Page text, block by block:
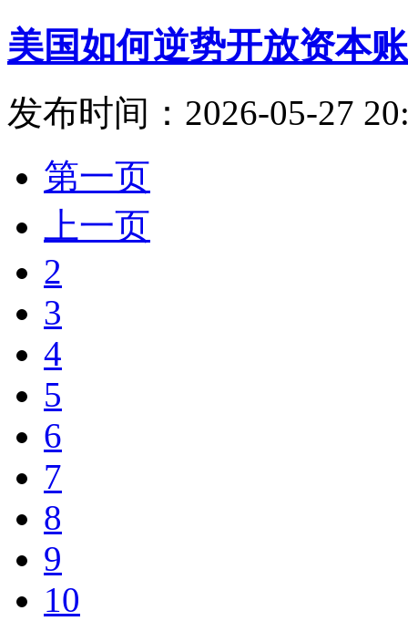
美国如何逆势开放资本
发布时间：2026-05-27
第一页
上一页
2
3
4
5
6
7
8
9
10